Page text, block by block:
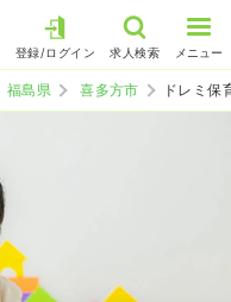
登録/ログイン 求人検索 メニュー
福島県 喜多方市 ドレミ保